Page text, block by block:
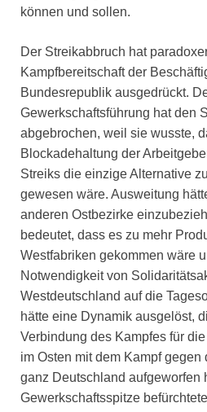
können und sollen.
Der Streikabbruch hat
Kampfbereitschaft der
Bundesrepublik ausgedrückt.
Gewerkschaftsführung hat den
abgebrochen, weil sie wusste,
Blockadehaltung der
Streiks die einzige Alternative
gewesen wäre. Ausweitung
anderen Ostbezirke
bedeutet, dass es zu mehr
Westfabriken gekommen wäre
Notwendigkeit von
Westdeutschland auf die
hätte eine Dynamik ausgelöst,
Verbindung des Kampfes für
im Osten mit dem Kampf gegen
ganz Deutschland aufgeworfen
Gewerkschaftsspitze